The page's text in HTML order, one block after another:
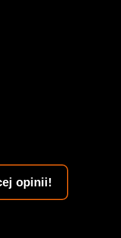
opinii!